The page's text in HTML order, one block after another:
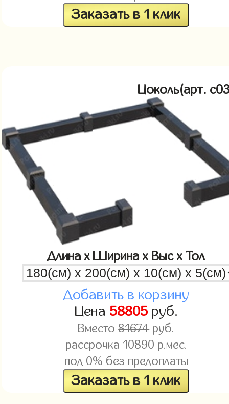
Заказать в 1 клик
Цоколь(арт.
Длина x Ширина x Выс x Тол
Добавить в корзину
Цена 58805руб.
Вместо81674руб.
рассрочка 10890 р.мес.
под 0% без предоплаты
Заказать в 1 клик